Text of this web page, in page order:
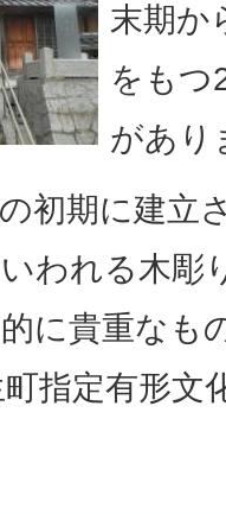
末期か
をもつ
があり
初期に建立
われる木彫
に貴重なも
指定有形文